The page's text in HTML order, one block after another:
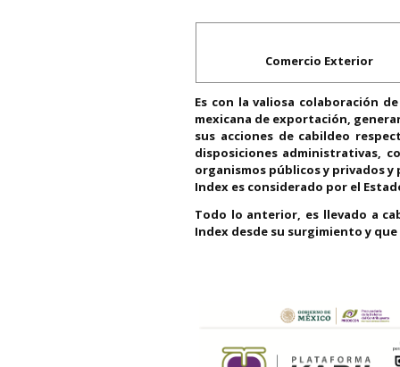
Comercio
Es con la valiosa colaboración
mexicana de exportación,
sus acciones de cabildeo
disposiciones administrativas,
organismos públicos y privados
Index es considerado por el
Todo lo anterior, es llevado a
Index desde su surgimiento y